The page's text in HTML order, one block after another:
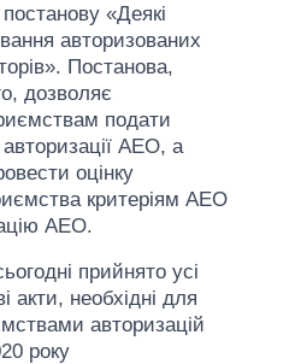
«Деякі
авторизованих
Постанова,
дозволяє
подати
АЕО, а
оцінку
критеріям АЕО
АЕО.
прийнято усі
акти, необхідні для
авторизацій
року